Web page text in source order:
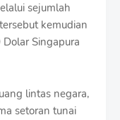
sejumlah
kemudian
Singapura
lintas negara,
setoran tunai